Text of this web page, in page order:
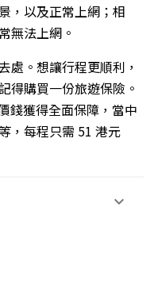
，以及正常上網；相
無法上網。
處。想讓行程更順利，
得購買一份旅遊保險。
錢獲得全面保障，當中
，每程只需 51 港元